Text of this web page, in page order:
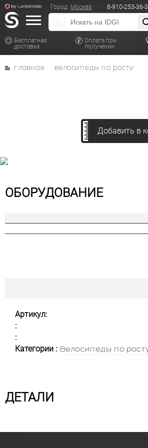
Город: Москва 8-910-253-36-
Бесплатная
доставка
Оплата при
получении
главная велосипеды по росту
Добавить в
ОБОРУДОВАНИЕ
Артикул:
:
:
Категории : Велосипеды по
ДЕТАЛИ